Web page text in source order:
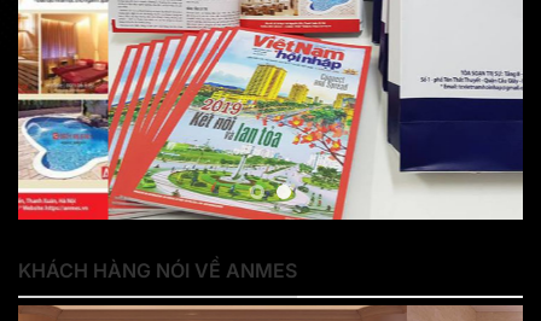
KHÁCH HÀNG NÓI VỀ ANMES